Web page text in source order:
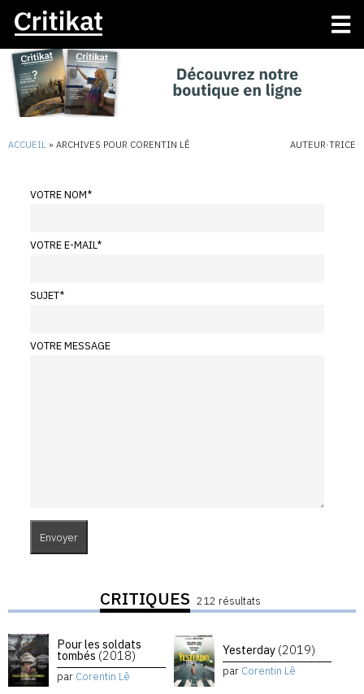
ACCUEIL » ARCHIVES POUR CORENTIN LÊ AUTEUR·TRICE
VOTRE NOM*
VOTRE E-MAIL*
SUJET*
VOTRE MESSAGE
CRITIQUES 212 résultats
Pour les soldats
tombés (2018)
par Corentin Lê
Yesterday (2019)
par Corentin Lê